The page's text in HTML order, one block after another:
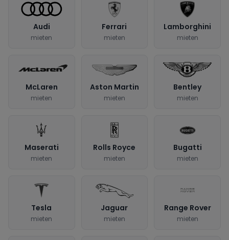
Audi
mieten
Ferrari
mieten
Lamborghini
mieten
McLaren
mieten
Aston Martin
mieten
Bentley
mieten
Maserati
mieten
Rolls Royce
mieten
Bugatti
mieten
Tesla
mieten
Jaguar
mieten
Range Rover
mieten